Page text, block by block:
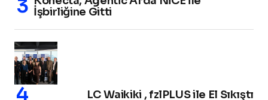
İşbirliğine Gitti
LC Waikiki , fzlPLUS ile El Sıkıştı